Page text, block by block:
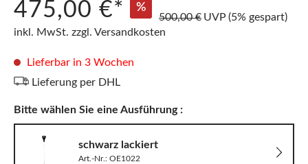
475,00 €* %
500,00 € UVP (5% gespart)
inkl. MwSt. zzgl. Versandkosten
Lieferbar in 3 Wochen
Lieferung per DHL
Bitte wählen Sie eine Ausführung :
schwarz lackiert
Art.-Nr.: OE1022